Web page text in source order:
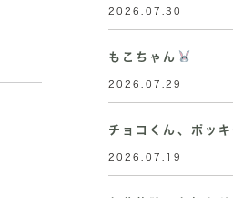
2026.07.30
もこちゃん
2026.07.29
チョコくん、ポッ
2026.07.19